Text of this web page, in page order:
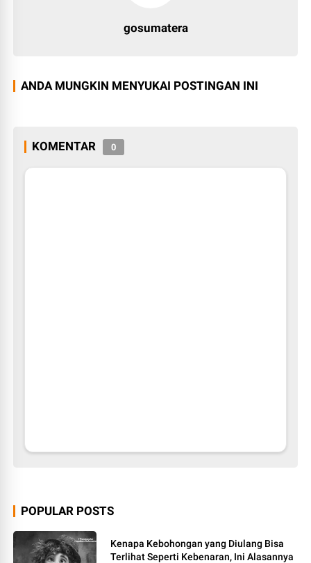
gosumatera
ANDA MUNGKIN MENYUKAI POSTINGAN INI
KOMENTAR 0
POPULAR POSTS
Kenapa Kebohongan yang Diulang Bisa
Terlihat Seperti Kebenaran, Ini Alasannya